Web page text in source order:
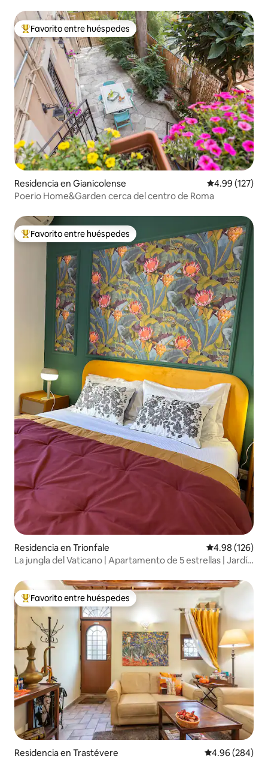
De los mejores en Favorito entre huéspedes
Favorito entre huéspedes
Residencia en Gianicolense Calificación
4.99 (127)
Poerio Home&Garden cerca del centro de Roma
De los mejores en Favorito entre huéspedes
Favorito entre huéspedes
Residencia en Trionfale Calificación
4.98 (126)
La jungla del Vaticano | Apartamento de 5 estrellas | Jardín
De los mejores en Favorito entre huéspedes
Favorito entre huéspedes
Residencia en Trastévere Calificación
4.96 (284)